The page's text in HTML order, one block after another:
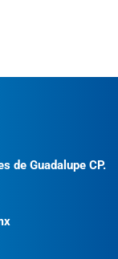
de Guadalupe CP.